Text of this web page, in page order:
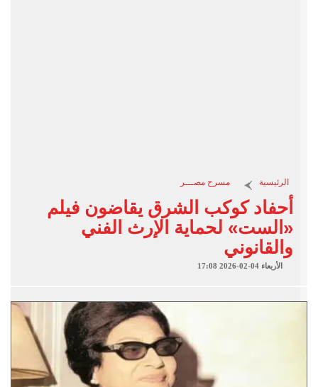
الرئيسية مسرح مصـــر
أحفاد كوكب الشرق يقاضون فيلم
«الست» لحماية الإرث الفني
والقانوني
الأربعاء 04-02-2026 17:08